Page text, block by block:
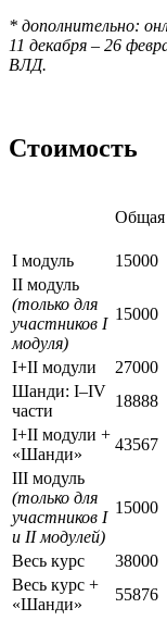
* дополнительно:
11 декабря – 26
ВЛД.
Стоимость
Общая
I модуль
15000
II модуль
(только для
участников I
модуля)
15000
I+II модули 27000
Шанди: I–IV
части
18888
I+II модули +
«Шанди»
43567
III модуль
(только для
участников I
и II модулей)
15000
Весь курс 38000
Весь курс +
«Шанди»
55876